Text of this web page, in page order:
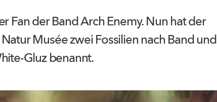
Fan der Band Arch Enemy. Nun hat der
Musée zwei Fossilien nach Band und
Gluz benannt.